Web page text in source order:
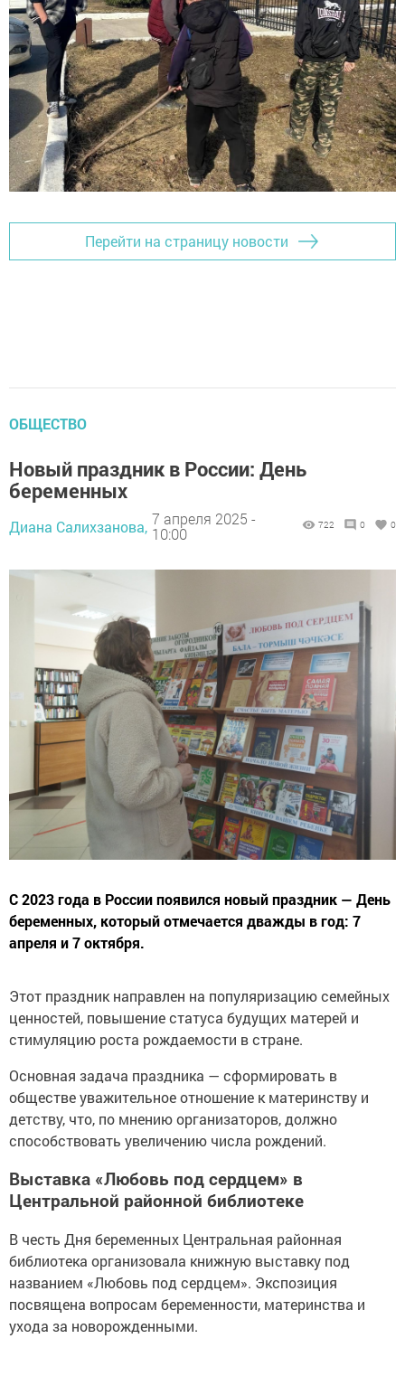
Перейти на страницу новости
ОБЩЕСТВО
Новый праздник в России: День
беременных
Диана Салихзанова, 7 апреля 2025 -
10:00
722 0 0
С 2023 года в России появился новый праздник — День
беременных, который отмечается дважды в год: 7
апреля и 7 октября.
Этот праздник направлен на популяризацию семейных
ценностей, повышение статуса будущих матерей и
стимуляцию роста рождаемости в стране.
Основная задача праздника — сформировать в
обществе уважительное отношение к материнству и
детству, что, по мнению организаторов, должно
способствовать увеличению числа рождений.
Выставка «Любовь под сердцем» в
Центральной районной библиотеке
В честь Дня беременных Центральная районная
библиотека организовала книжную выставку под
названием «Любовь под сердцем». Экспозиция
посвящена вопросам беременности, материнства и
ухода за новорожденными.